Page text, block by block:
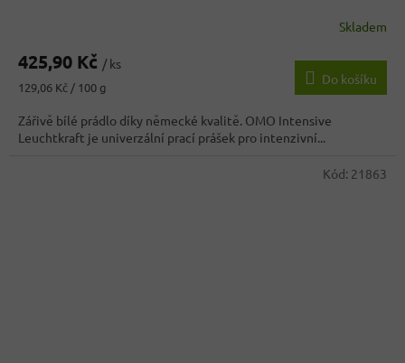
Skladem
425,90 Kč / ks
Měrná
129,06 Kč / 100 g
Do košíku
Zářivě bílé prádlo díky německé kvalitě. OMO Intensive
Leuchtkraft je univerzální prací prášek pro intenzivní...
Kód: 21863